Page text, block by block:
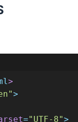
>
>
="UTF-8">